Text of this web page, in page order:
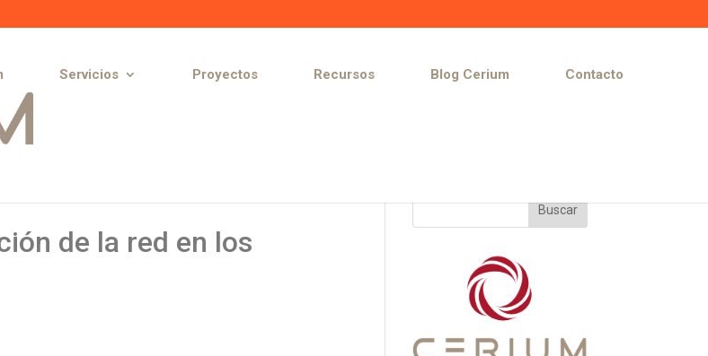
Servicios Proyectos Recursos Blog Cerium Contacto
de la red en los